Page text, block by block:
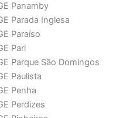
Panamby
Parada Inglesa
Paraíso
Pari
Parque São Domingos
Paulista
Penha
Perdizes